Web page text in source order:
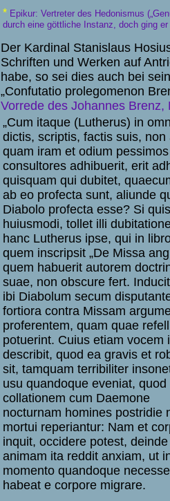
* Epikur: Vertreter des Hedonismus
durch eine göttliche Instanz, doch ging
Der Kardinal Stanislaus
Schriften und Werken auf
habe, so sei dies auch bei
„Confutatio prolegomenon
Vorrede des Johannes Brenz,
„Cum itaque (Lutherus) in
dictis, scriptis, factis suis, non
quam iram et odium pessimos
consultores adhibuerit, erit
quisquam qui dubitet,
ab eo profecta sunt, aliunde
Diabolo profecta esse? Si
huiusmodi, tollet illi
hanc Lutherus ipse, qui in
quem inscripsit „De Missa
quem habuerit autorem
suae, non obscure fert.
ibi Diabolum secum
fortiora contra Missam
proferentem, quam quae
potuerint. Cuius etiam vocem
describit, quod ea gravis et
sit, tamquam terribiliter
usu quandoque eveniat, quod
collationem cum Daemone
nocturnam homines postridie
mortui reperiantur: Nam et
inquit, occidere potest,
animam ita reddit anxiam, ut
momento quandoque necesse
habeat e corpore migrare.